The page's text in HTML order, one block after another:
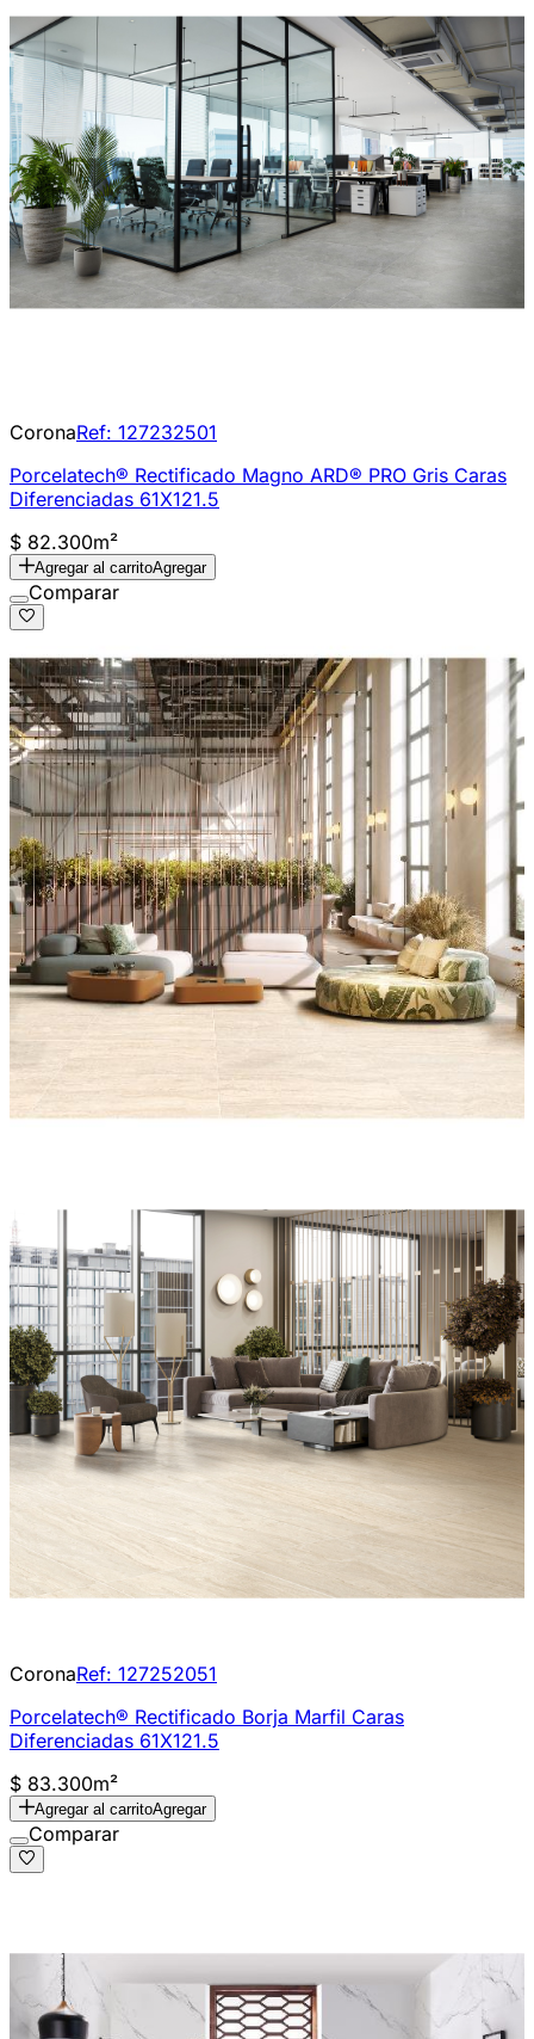
CoronaRef: 127232501
Porcelatech® Rectificado Magno ARD® PRO Gris Caras
Diferenciadas 61X121.5
$ 82.300m²
Agregar al carritoAgregar
Comparar
CoronaRef: 127252051
Porcelatech® Rectificado Borja Marfil Caras
Diferenciadas 61X121.5
$ 83.300m²
Agregar al carritoAgregar
Comparar